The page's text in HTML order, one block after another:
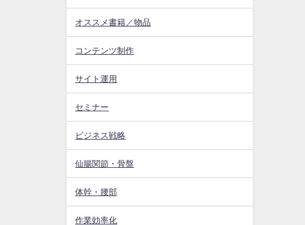
オススメ書籍／物品
コンテンツ制作
サイト運用
セミナー
ビジネス戦略
仙腸関節・骨盤
体幹・腰部
作業効率化